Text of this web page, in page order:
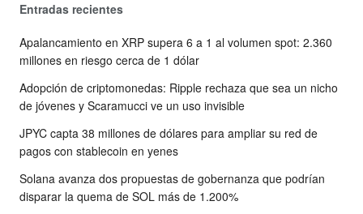
Entradas recientes
Apalancamiento en XRP supera 6 a 1 al volumen spot: 2.360
millones en riesgo cerca de 1 dólar
Adopción de criptomonedas: Ripple rechaza que sea un nicho
de jóvenes y Scaramucci ve un uso invisible
JPYC capta 38 millones de dólares para ampliar su red de
pagos con stablecoin en yenes
Solana avanza dos propuestas de gobernanza que podrían
disparar la quema de SOL más de 1.200%